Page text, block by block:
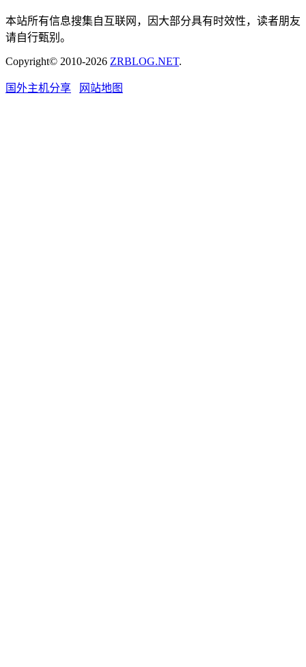
本站所有信息搜集自互联网，因大部分具有时效性，读者朋友
请自行甄别。
Copyright© 2010-2026 ZRBLOG.NET.
国外主机分享 网站地图